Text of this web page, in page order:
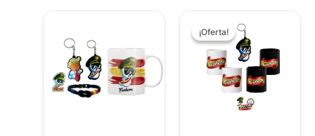
¡Oferta!
¡Oferta!
precio
original
era:
60,95€.
es:
50,95€.